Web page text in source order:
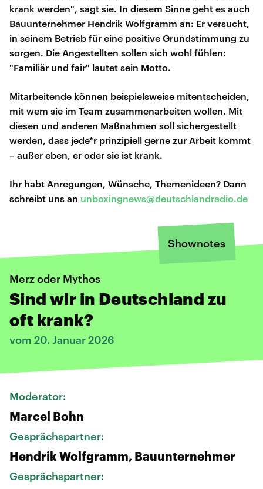
krank werden", sagt sie. In diesem Sinne geht es auch
Bauunternehmer Hendrik Wolfgramm an: Er versucht,
in seinem Betrieb für eine positive Grundstimmung zu
sorgen. Die Angestellten sollen sich wohl fühlen:
"Familiär und fair" lautet sein Motto.
Mitarbeitende können beispielsweise mitentscheiden,
mit wem sie im Team zusammenarbeiten wollen. Mit
diesen und anderen Maßnahmen soll sichergestellt
werden, dass jede*r prinzipiell gerne zur Arbeit kommt
– außer eben, er oder sie ist krank.
Ihr habt Anregungen, Wünsche, Themenideen? Dann
schreibt uns an unboxingnews@deutschlandradio.de
Shownotes
Merz oder Mythos
Sind wir in Deutschland zu
oft krank?
vom 20. Januar 2026
Moderator:
Marcel Bohn
Gesprächspartner:
Hendrik Wolfgramm, Bauunternehmer
Gesprächspartner: